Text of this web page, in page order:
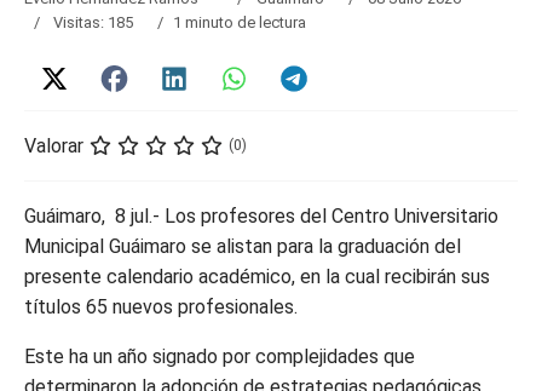
Visitas: 185
1 minuto de lectura
Valorar (0)
Guáimaro, 8 jul.- Los profesores del Centro Universitario
Municipal Guáimaro se alistan para la graduación del
presente calendario académico, en la cual recibirán sus
títulos 65 nuevos profesionales.
Este ha un año signado por complejidades que
determinaron la adopción de estrategias pedagógicas